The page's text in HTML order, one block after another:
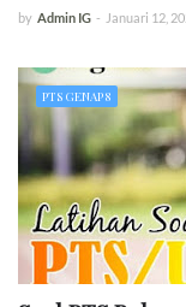
by Admin IG - Januari 12,
PTS GENAP 8